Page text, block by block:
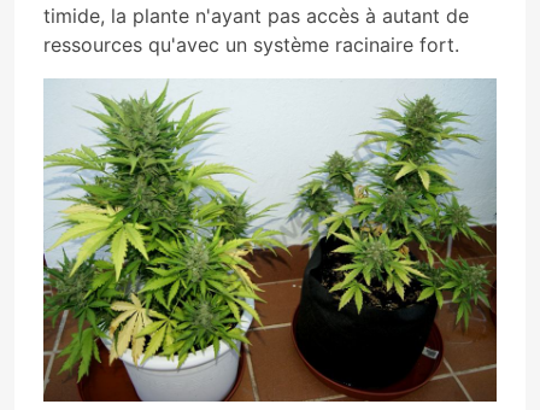
timide, la plante n'ayant pas accès à autant de
ressources qu'avec un système racinaire fort.